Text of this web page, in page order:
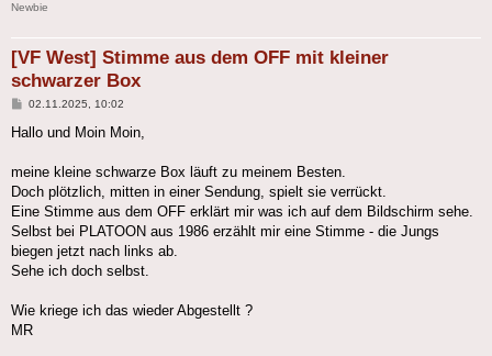
Newbie
[VF West] Stimme aus dem OFF mit kleiner
schwarzer Box
Beitrag
02.11.2025, 10:02
Hallo und Moin Moin,
meine kleine schwarze Box läuft zu meinem Besten.
Doch plötzlich, mitten in einer Sendung, spielt sie verrückt.
Eine Stimme aus dem OFF erklärt mir was ich auf dem Bildschirm sehe.
Selbst bei PLATOON aus 1986 erzählt mir eine Stimme - die Jungs
biegen jetzt nach links ab.
Sehe ich doch selbst.
Wie kriege ich das wieder Abgestellt ?
MR